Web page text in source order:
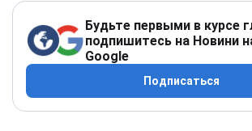
Будьте первыми в курсе
подпишитесь на Новини
Google
Подписаться